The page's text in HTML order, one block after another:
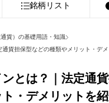
銘柄リスト
貨）の基礎用語・知識
貨担保型などの種類やメリット・デ
とは？｜法定通
・デメリットを